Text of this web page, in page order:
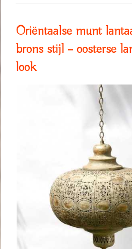
Oriëntaalse munt
brons stijl – oosterse
look